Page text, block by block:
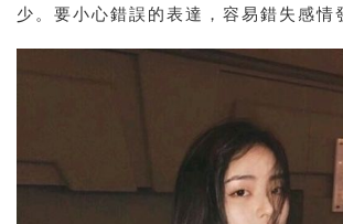
少。要小心錯誤的表達，容易錯失感情